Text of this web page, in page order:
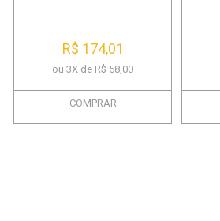
R$ 174,01
ou 3X de R$ 58,00
COMPRAR